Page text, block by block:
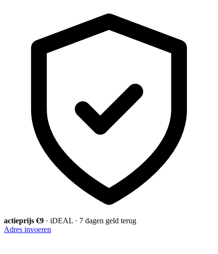
actieprijs €9 · iDEAL · 7 dagen geld terug
Adres invoeren